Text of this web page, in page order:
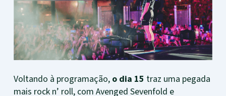
Voltando à programação, o dia 15 traz uma pegada
mais rock n’ roll, com Avenged Sevenfold e